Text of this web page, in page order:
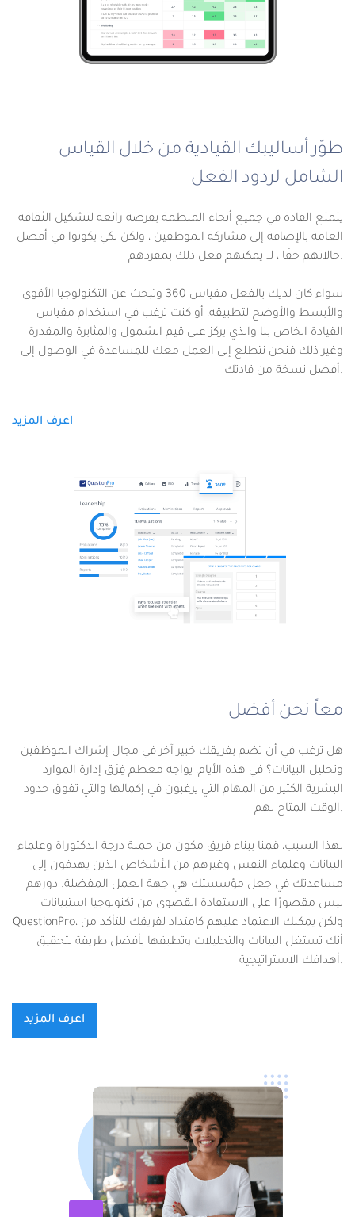
طوّر أساليبك القيادية من خلال القياس
الشامل لردود الفعل
يتمتع القادة في جميع أنحاء المنظمة بفرصة رائعة لتشكيل الثقافة
العامة بالإضافة إلى مشاركة الموظفين ، ولكن لكي يكونوا في أفضل
حالاتهم حقًا ، لا يمكنهم فعل ذلك بمفردهم.
سواء كان لديك بالفعل مقياس 360 وتبحث عن التكنولوجيا الأقوى
والأبسط والأوضح لتطبيقه، أو كنت ترغب في استخدام مقياس
القيادة الخاص بنا والذي يركز على قيم الشمول والمثابرة والمقدرة
وغير ذلك فنحن نتطلع إلى العمل معك للمساعدة في الوصول إلى
أفضل نسخة من قادتك.
اعرف المزيد
معاً نحن أفضل
هل ترغب في أن تضم بفريقك خبير آخر في مجال إشراك الموظفين
وتحليل البيانات؟ في هذه الأيام، يواجه معظم فِرَق إدارة الموارد
البشرية الكثير من المهام التي يرغبون في إكمالها والتي تفوق حدود
الوقت المتاح لهم.
لهذا السبب، قمنا ببناء فريق مكون من حملة درجة الدكتوراة وعلماء
البيانات وعلماء النفس وغيرهم من الأشخاص الذين يهدفون إلى
مساعدتك في جعل مؤسستك هي جهة العمل المفضلة. دورهم
ليس مقصورًا على الاستفادة القصوى من تكنولوجيا استبيانات
QuestionPro، ولكن يمكنك الاعتماد عليهم كامتداد لفريقك للتأكد من
أنك تستغل البيانات والتحليلات وتطبقها بأفضل طريقة لتحقيق
أهدافك الاستراتيجية.
اعرف المزيد